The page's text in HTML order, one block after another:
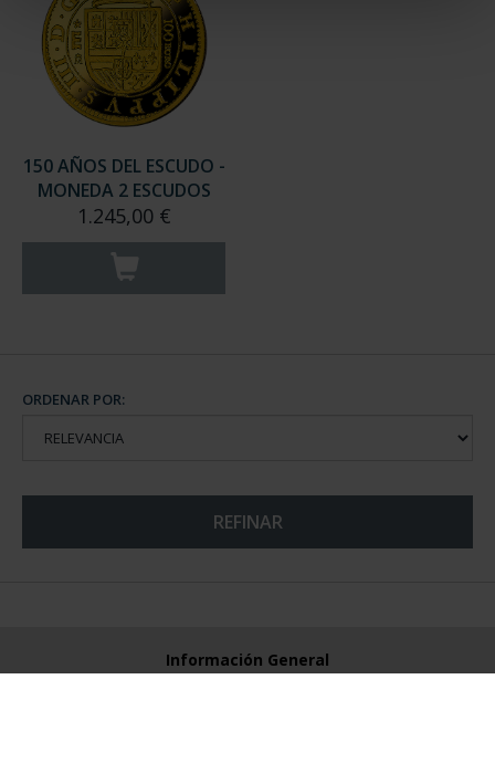
150 AÑOS DEL ESCUDO -
MONEDA 2 ESCUDOS
1.245,00 €
ORDENAR POR:
REFINAR
Información General